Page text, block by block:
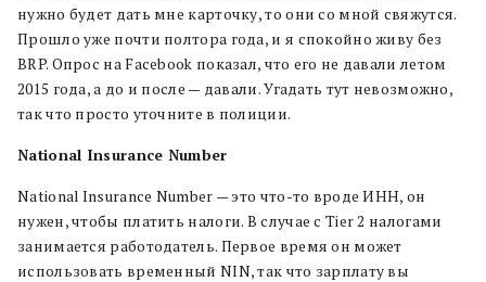
нужно будет дать мне карточку, то они со мной свяжутся.
Прошло уже почти полтора года, и я спокойно живу без
BRP. Опрос на Facebook показал, что его не давали летом
2015 года, а до и после — давали. Угадать тут невозможно,
так что просто уточните в полиции.
National Insurance Number
National Insurance Number — это что-то вроде ИНН, он
нужен, чтобы платить налоги. В случае с Tier 2 налогами
занимается работодатель. Первое время он может
использовать временный NIN, так что зарплату вы